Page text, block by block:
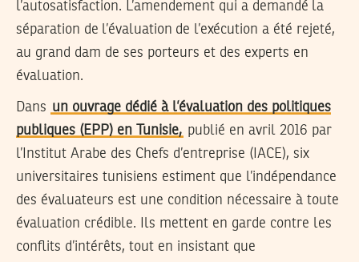
l’autosatisfaction. L’amendement qui a demandé la
séparation de l’évaluation de l’exécution a été rejeté,
au grand dam de ses porteurs et des experts en
évaluation.
Dans un ouvrage dédié à l’évaluation des politiques
publiques (EPP) en Tunisie, publié en avril 2016 par
l’Institut Arabe des Chefs d’entreprise (IACE), six
universitaires tunisiens estiment que l’indépendance
des évaluateurs est une condition nécessaire à toute
évaluation crédible. Ils mettent en garde contre les
conflits d’intérêts, tout en insistant que